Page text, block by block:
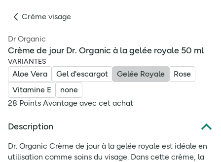
Crème visage
Dr Organic
Crème de jour Dr. Organic à la gelée royale 50 ml
VARIANTES
Aloe Vera Gel d'escargot Gelée Royale
Rose
Vitamine E
none
28 Points Avantage avec cet achat
Description
Dr. Organic Crème de jour à la gelée royale est idéale en
utilisation comme soins du visage. Dans cette crème, la